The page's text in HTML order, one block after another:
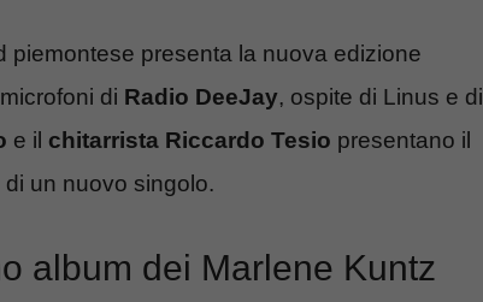
piemontese presenta la nuova edizione
di Radio DeeJay, ospite di Linus e di
e il chitarrista Riccardo Tesio presentano il
un nuovo singolo.
album dei Marlene Kuntz